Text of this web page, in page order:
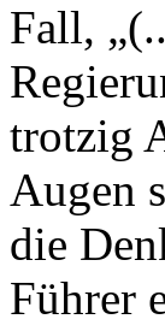
Fall,
trotzig
Augen
die
Führer